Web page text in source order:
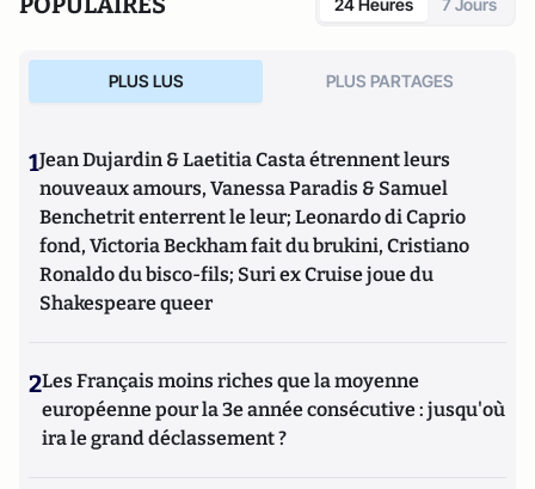
24 Heures 7 Jours
PLUS LUS PLUS PARTAGES
1Jean Dujardin & Laetitia Casta étrennent leurs
nouveaux amours, Vanessa Paradis & Samuel
Benchetrit enterrent le leur; Leonardo di Caprio
fond, Victoria Beckham fait du brukini, Cristiano
Ronaldo du bisco-fils; Suri ex Cruise joue du
Shakespeare queer
2Les Français moins riches que la moyenne
européenne pour la 3e année consécutive : jusqu'où
ira le grand déclassement ?